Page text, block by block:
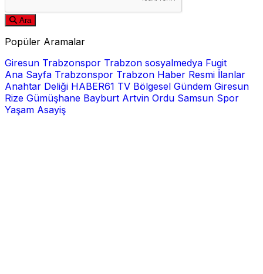
Ara
Popüler Aramalar
Giresun Trabzonspor Trabzon sosyalmedya Fugit
Ana Sayfa Trabzonspor Trabzon Haber Resmi İlanlar
Anahtar Deliği HABER61 TV Bölgesel Gündem Giresun
Rize Gümüşhane Bayburt Artvin Ordu Samsun Spor
Yaşam Asayiş